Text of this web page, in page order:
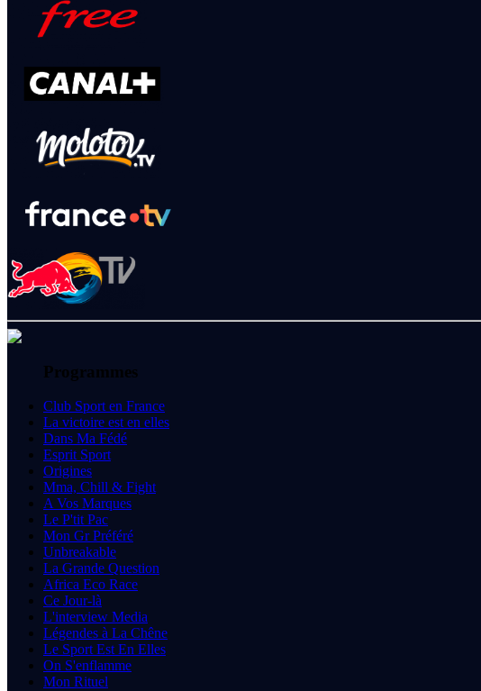
Programmes
Club Sport en France
La victoire est en elles
Dans Ma Fédé
Esprit Sport
Origines
Mma, Chill & Fight
A Vos Marques
Le P'tit Pac
Mon Gr Préféré
Unbreakable
La Grande Question
Africa Eco Race
Ce Jour-là
L'interview Media
Légendes à La Chêne
Le Sport Est En Elles
On S'enflamme
Mon Rituel